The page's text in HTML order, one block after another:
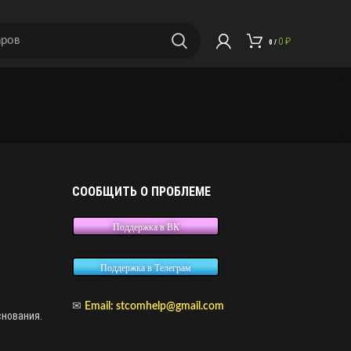
0 / 0 ₽
СООБЩИТЬ О ПРОБЛЕМЕ
Поддержка в ВК
Поддержка в Телеграм
✉ Email: stcomhelp@gmail.com